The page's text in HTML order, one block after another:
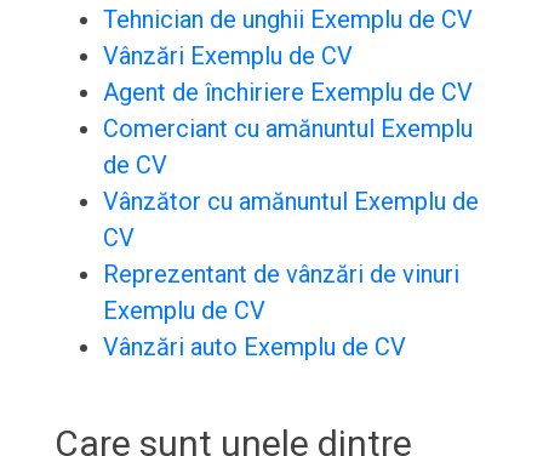
Tehnician de unghii Exemplu de CV
Vânzări Exemplu de CV
Agent de închiriere Exemplu de CV
Comerciant cu amănuntul Exemplu
de CV
Vânzător cu amănuntul Exemplu de
CV
Reprezentant de vânzări de vinuri
Exemplu de CV
Vânzări auto Exemplu de CV
Care sunt unele dintre